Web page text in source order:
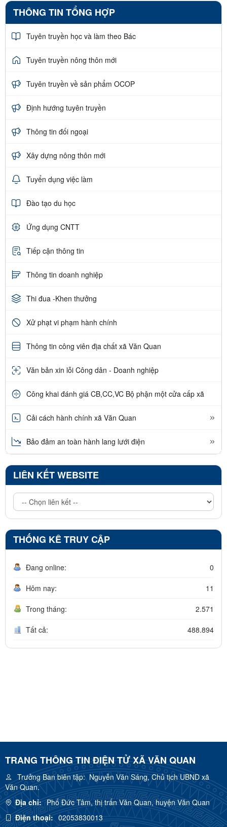
THÔNG TIN TỔNG HỢP
Tuyên truyền học và làm theo Bác
Tuyên truyền nông thôn mới
Tuyên truyền về sản phẩm OCOP
Định hướng tuyên truyền
Thông tin đối ngoại
Xây dựng nông thôn mới
Tuyển dụng việc làm
Đào tạo du học
Ứng dụng CNTT
Tiếp cận thông tin
Thông tin doanh nghiệp
Thi đua -Khen thưởng
Xử phạt vi phạm hành chính
Thông tin công viên địa chất xã Văn Quan
Văn bản xin lỗi Công dân - Doanh nghiệp
Công khai đánh giá CB,CC,VC Bộ phận một cửa cấp xã
Cải cách hành chính xã Văn Quan
Bảo đảm an toàn hành lang lưới điện
LIÊN KẾT WEBSITE
THỐNG KÊ TRUY CẬP
Đang online: 0
Hôm nay: 11
Trong tháng: 2.571
Tất cả: 488.894
TRANG THÔNG TIN ĐIỆN TỬ XÃ VĂN QUAN
Trưởng Ban biên tập:Nguyễn Văn Sáng, Chủ tịch UBND xã
Văn Quan.
Địa chỉ: Phố Đức Tâm, thị trấn Văn Quan, huyện Văn Quan
Điện thoại: 02053830013